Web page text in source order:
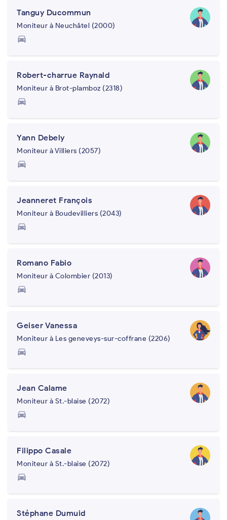
Tanguy Ducommun
Moniteur à Neuchâtel (2000)
directions_car
Robert-charrue Raynald
Moniteur à Brot-plamboz (2318)
directions_car
Yann Debely
Moniteur à Villiers (2057)
directions_car
Jeanneret François
Moniteur à Boudevilliers (2043)
directions_car
Romano Fabio
Moniteur à Colombier (2013)
directions_car
Geiser Vanessa
Moniteur à Les geneveys-sur-coffrane (2206)
directions_car
Jean Calame
Moniteur à St.-blaise (2072)
directions_car
Filippo Casale
Moniteur à St.-blaise (2072)
directions_car
Stéphane Dumuid